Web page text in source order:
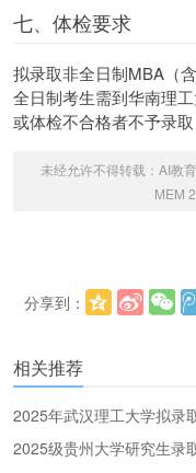
七、体检要求
拟录取非全日制MBA（
全日制考生需到华南理
或体检不合格者不予录
未经允许不得转载： AI教
MEM
分享到：
相关推荐
2025年武汉理工大学拟录
2025级贵州大学研究生录